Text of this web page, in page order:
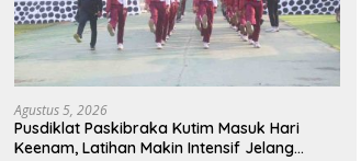
Polres Kutim Bongkar 27 Kasus
Narkoba dalam Ops Antik
Mahakam 2026 dan
Musnahkan 885,99 Gram Sabu
Aklamasi!
Pimpin FORKI
Medali Emas
Agustus 5, 2026
Pusdiklat Paskibraka Kutim Masuk Hari
Keenam, Latihan Makin Intensif Jelang